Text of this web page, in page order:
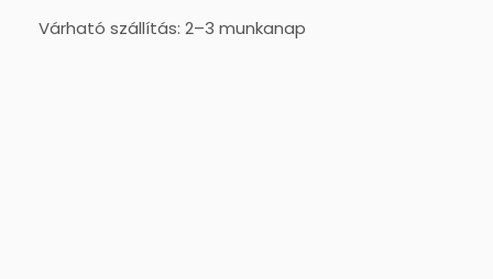
Várható szállítás: 2–3 munkanap